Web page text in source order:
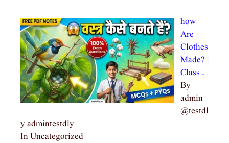
how
Are
Clothes
Made? |
Class …
By
admin
@testdl
y admintestdly
In Uncategorized